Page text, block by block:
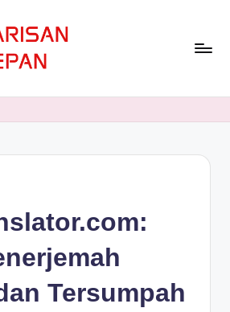
Tersumpah